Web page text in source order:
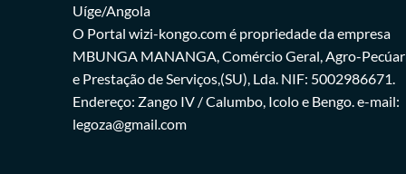
Uíge/Angola
O Portal wizi-kongo.com é propriedade da empresa
MBUNGA MANANGA, Comércio Geral, Agro-
e Prestação de Serviços,(SU), Lda. NIF: 5002986671.
Endereço: Zango IV / Calumbo, Icolo e Bengo. e-mail:
legoza@gmail.com